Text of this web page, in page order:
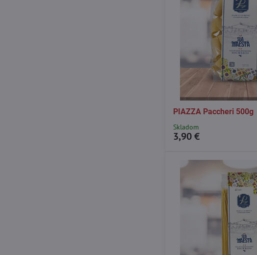
PIAZZA Paccheri 500g
Skladom
3,90 €